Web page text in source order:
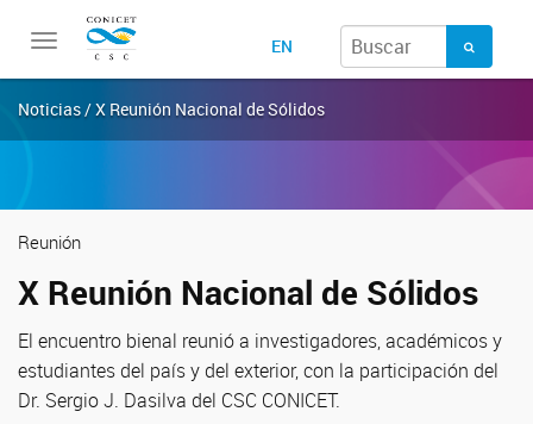
Toggle
EN
Noticias / X Reunión Nacional de Sólidos
Reunión
X Reunión Nacional de Sólidos
El encuentro bienal reunió a investigadores, académicos y
estudiantes del país y del exterior, con la participación del
Dr. Sergio J. Dasilva del CSC CONICET.